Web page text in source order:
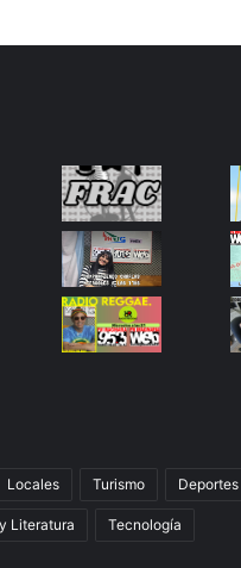
Locales Turismo Deportes
Literatura Tecnología